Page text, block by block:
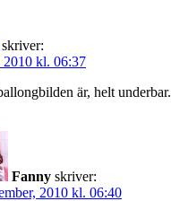
skriver:
2010 kl. 06:37
är, helt underbar.
Fanny skriver:
2010 kl. 06:40